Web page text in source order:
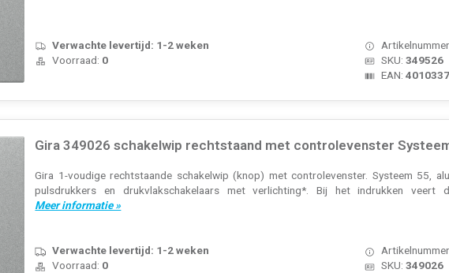
SKU:349526
EAN:
Verwachte levertijd: 1-2 weken
Voorraad: 0
Gira 349026 schakelwip rechtstaand met controlevenster
Gira 1-voudige rechtstaande schakelwip (knop) met controlevenster. Systeem 55,
pulsdrukkers en drukvlakschakelaars met verlichting*. Bij het indrukken
Meer informatie »
SKU:349026
Verwachte levertijd: 1-2 weken
Voorraad: 0